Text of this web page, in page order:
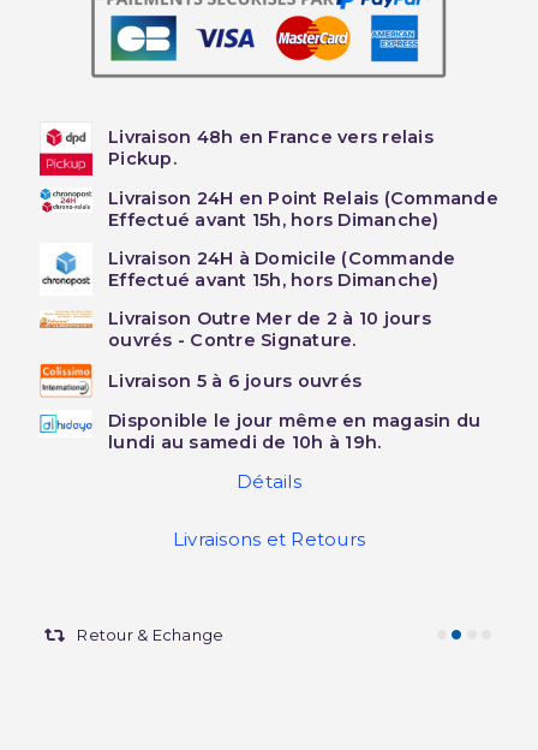
Livraison 48h en France vers relais
Pickup.
Livraison 24H en Point Relais (Commande
Effectué avant 15h, hors Dimanche)
Livraison 24H à Domicile (Commande
Effectué avant 15h, hors Dimanche)
Livraison Outre Mer de 2 à 10 jours
ouvrés - Contre Signature.
Livraison 5 à 6 jours ouvrés
Disponible le jour même en magasin du
lundi au samedi de 10h à 19h.
Détails
Livraisons et Retours
Retour & Echange